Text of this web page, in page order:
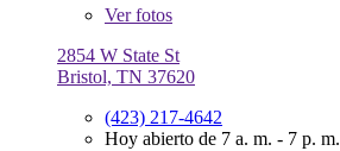
Verfotos
2854 W State St
Bristol, TN 37620
(423) 217-4642
Hoy abierto de 7 a. m. - 7 p. m.